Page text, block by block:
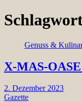
Genuss &
X-MAS-
2. Dezember 2023
Gazette